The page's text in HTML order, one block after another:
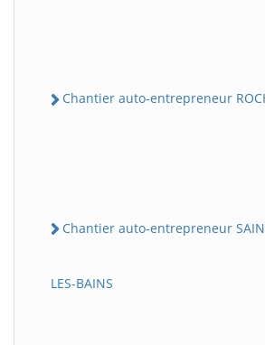
Chantier auto-entrepreneur
Chantier auto-entrepreneur
LES-BAINS